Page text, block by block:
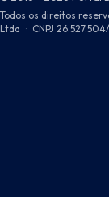
Todos os direitos
Ltda · CNPJ